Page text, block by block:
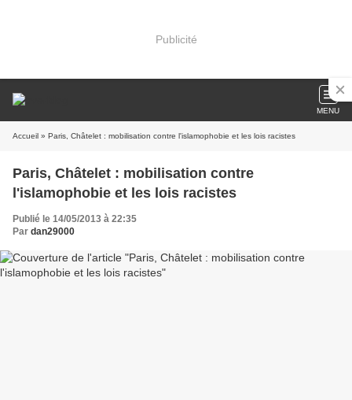
Publicité
MENU
Accueil » Paris, Châtelet : mobilisation contre l'islamophobie et les lois racistes
Paris, Châtelet : mobilisation contre
l'islamophobie et les lois racistes
Publié le 14/05/2013 à 22:35
Par dan29000